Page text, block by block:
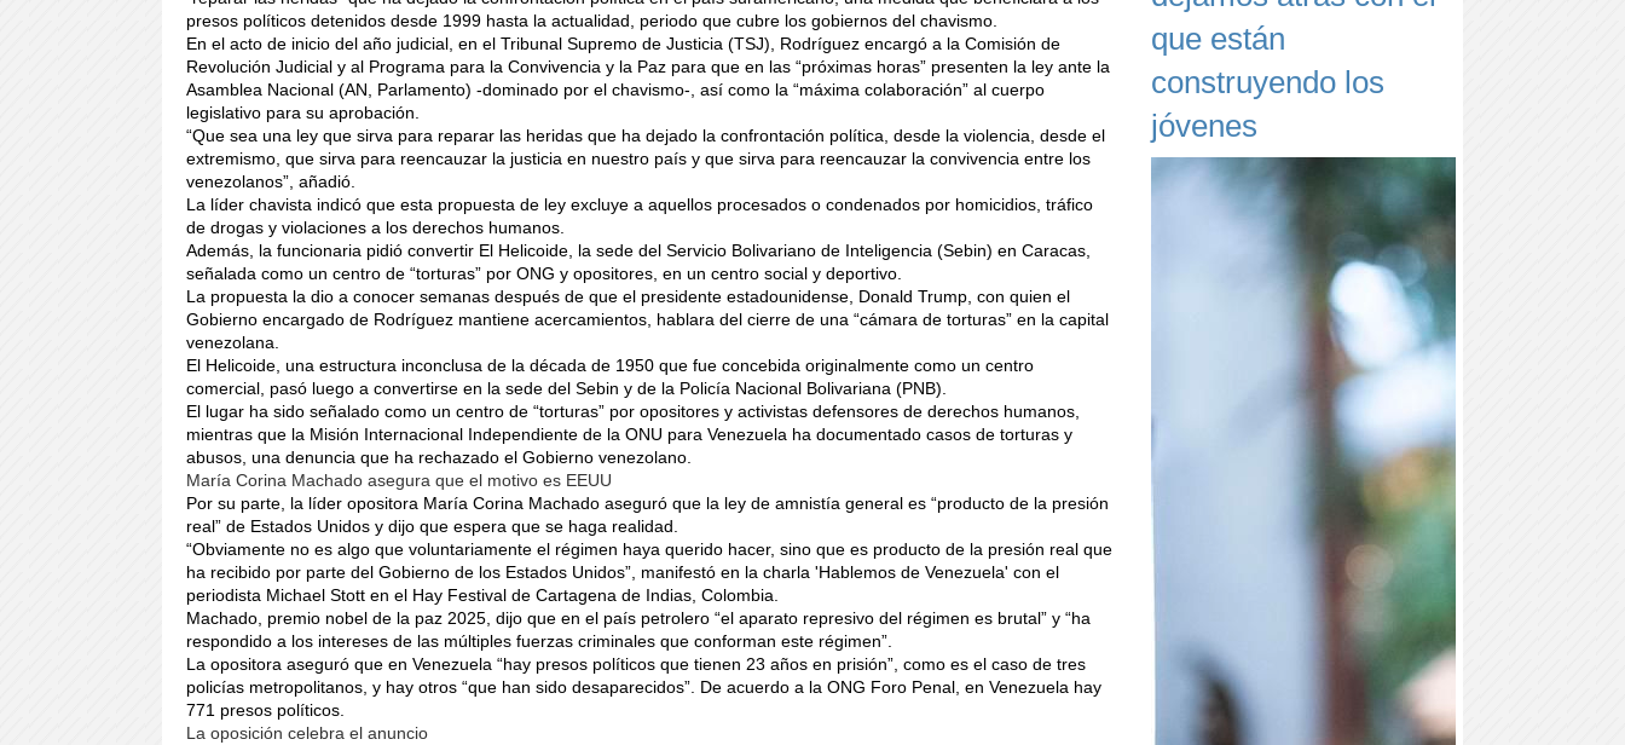
presos políticos detenidos desde 1999 hasta la actualidad, periodo que cubre los gobiernos del chavismo.
En el acto de inicio del año judicial, en el Tribunal Supremo de Justicia (TSJ), Rodríguez encargó a la Comisión de
Revolución Judicial y al Programa para la Convivencia y la Paz para que en las “próximas horas” presenten la ley ante la
Asamblea Nacional (AN, Parlamento) -dominado por el chavismo-, así como la “máxima colaboración” al cuerpo
legislativo para su aprobación.
“Que sea una ley que sirva para reparar las heridas que ha dejado la confrontación política, desde la violencia, desde el
extremismo, que sirva para reencauzar la justicia en nuestro país y que sirva para reencauzar la convivencia entre los
venezolanos”, añadió.
La líder chavista indicó que esta propuesta de ley excluye a aquellos procesados o condenados por homicidios, tráfico
de drogas y violaciones a los derechos humanos.
Además, la funcionaria pidió convertir El Helicoide, la sede del Servicio Bolivariano de Inteligencia (Sebin) en Caracas,
señalada como un centro de “torturas” por ONG y opositores, en un centro social y deportivo.
La propuesta la dio a conocer semanas después de que el presidente estadounidense, Donald Trump, con quien el
Gobierno encargado de Rodríguez mantiene acercamientos, hablara del cierre de una “cámara de torturas” en la capital
venezolana.
El Helicoide, una estructura inconclusa de la década de 1950 que fue concebida originalmente como un centro
comercial, pasó luego a convertirse en la sede del Sebin y de la Policía Nacional Bolivariana (PNB).
El lugar ha sido señalado como un centro de “torturas” por opositores y activistas defensores de derechos humanos,
mientras que la Misión Internacional Independiente de la ONU para Venezuela ha documentado casos de torturas y
abusos, una denuncia que ha rechazado el Gobierno venezolano.
María Corina Machado asegura que el motivo es EEUU
Por su parte, la líder opositora María Corina Machado aseguró que la ley de amnistía general es “producto de la presión
real” de Estados Unidos y dijo que espera que se haga realidad.
“Obviamente no es algo que voluntariamente el régimen haya querido hacer, sino que es producto de la presión real que
ha recibido por parte del Gobierno de los Estados Unidos”, manifestó en la charla 'Hablemos de Venezuela' con el
periodista Michael Stott en el Hay Festival de Cartagena de Indias, Colombia.
Machado, premio nobel de la paz 2025, dijo que en el país petrolero “el aparato represivo del régimen es brutal” y “ha
respondido a los intereses de las múltiples fuerzas criminales que conforman este régimen”.
La opositora aseguró que en Venezuela “hay presos políticos que tienen 23 años en prisión”, como es el caso de tres
policías metropolitanos, y hay otros “que han sido desaparecidos”. De acuerdo a la ONG Foro Penal, en Venezuela hay
771 presos políticos.
La oposición celebra el anuncio
que están
construyendo los
jóvenes